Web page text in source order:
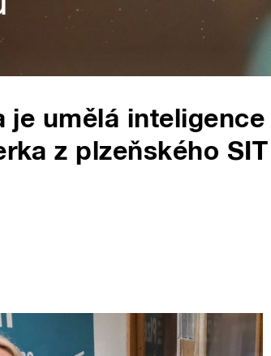
je umělá inteligence
z plzeňského SIT